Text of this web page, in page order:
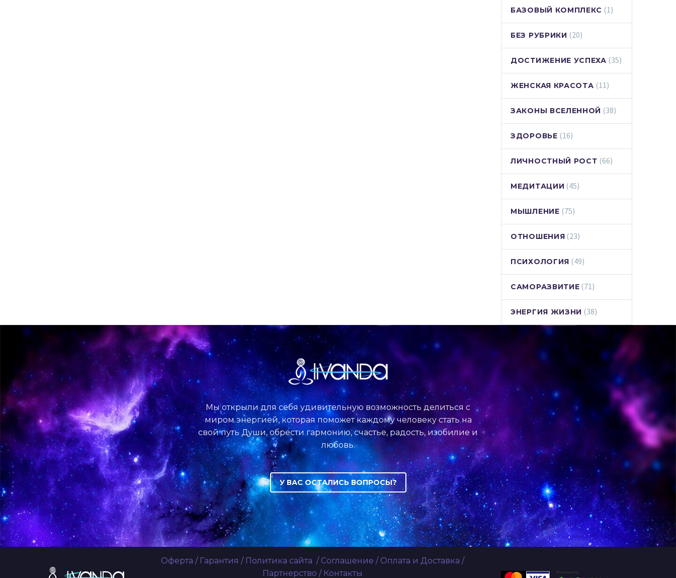
БАЗОВЫЙ КОМПЛЕКС (1)
БЕЗ РУБРИКИ (20)
ДОСТИЖЕНИЕ УСПЕХА (35)
ЖЕНСКАЯ КРАСОТА (11)
ЗАКОНЫ ВСЕЛЕННОЙ (38)
ЗДОРОВЬЕ (16)
ЛИЧНОСТНЫЙ РОСТ (66)
МЕДИТАЦИИ (45)
МЫШЛЕНИЕ (75)
ОТНОШЕНИЯ (23)
ПСИХОЛОГИЯ (49)
САМОРАЗВИТИЕ (71)
ЭНЕРГИЯ ЖИЗНИ (38)
Мы открыли для себя удивительную возможность делиться с
миром энергией, которая поможет каждому человеку стать на
свой путь Души, обрести гармонию, счастье, радость, изобилие и
любовь.
У ВАС ОСТАЛИСЬ ВОПРОСЫ?
Оферта / Гарантия / Политика сайта / Соглашение / Оплата и Доставка /
Партнерство / Контакты